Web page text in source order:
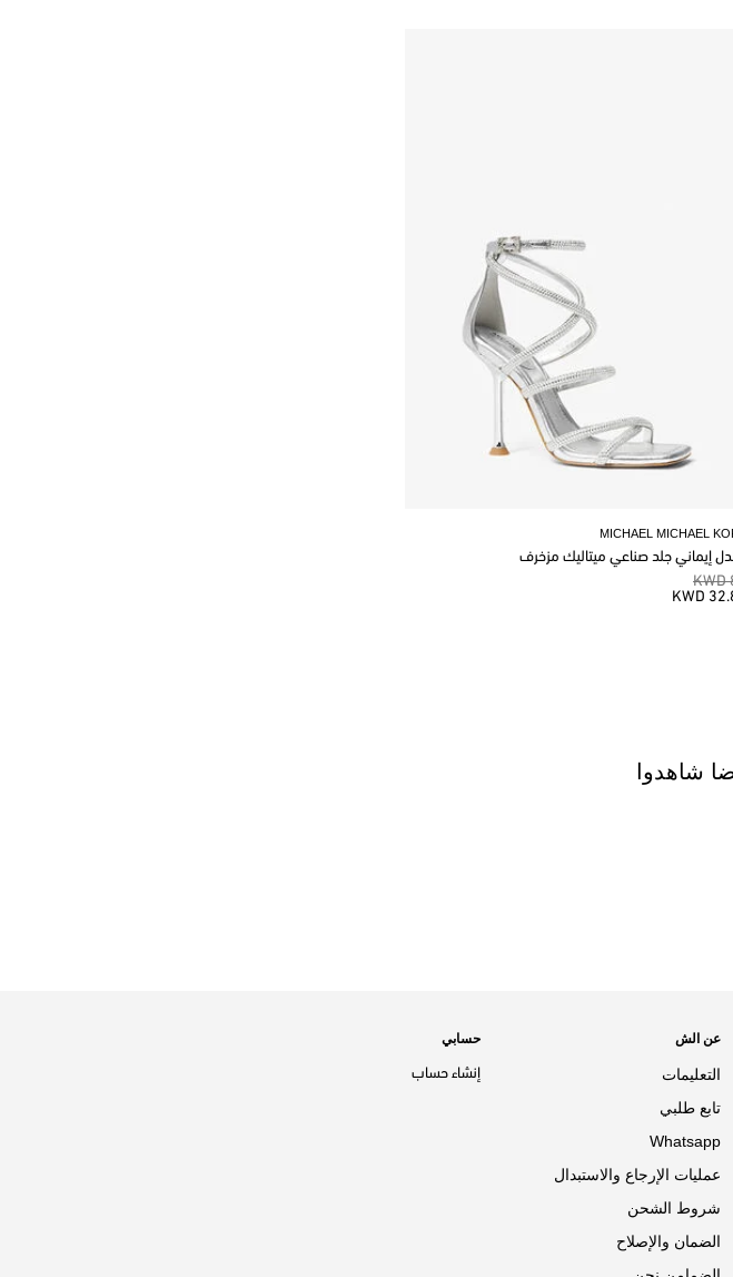
MICHAEL MICHAEL
إيماني جلد صناعي ميتاليك مزخرف
32.80
شاهدوا
عن الش
التعليمات
تابع طلبي
Whatsapp
عمليات الإرجاع والاستبدال
شروط الشحن
الضمان والإصلاح
حسابي
إنشاء حساب